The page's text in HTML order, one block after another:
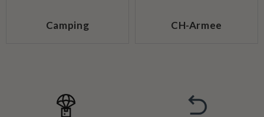
Camping CH-Armee